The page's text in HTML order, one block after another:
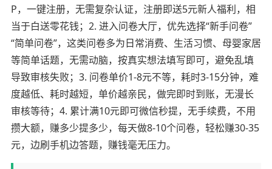
P，一键注册，无需复杂认证，注册即送5元新人福利，相
当于白送零花钱；2. 进入问卷大厅，优先选择“新手问卷”
“简单问卷”，这类问卷多为日常消费、生活习惯、母婴家居
等简单话题，无需动脑，按真实想法填写即可，避免乱填
导致审核失败；3. 问卷单价1-8元不等，耗时3-15分钟，难
度越低、耗时越短，单价越亲民，做完即时到账，无漫长
审核等待；4. 累计满10元即可微信秒提，无手续费，不用
攒大额，赚多少提多少，每天做8-10个问卷，轻松赚30-35
元，边刷手机边答题，赚钱毫无压力。